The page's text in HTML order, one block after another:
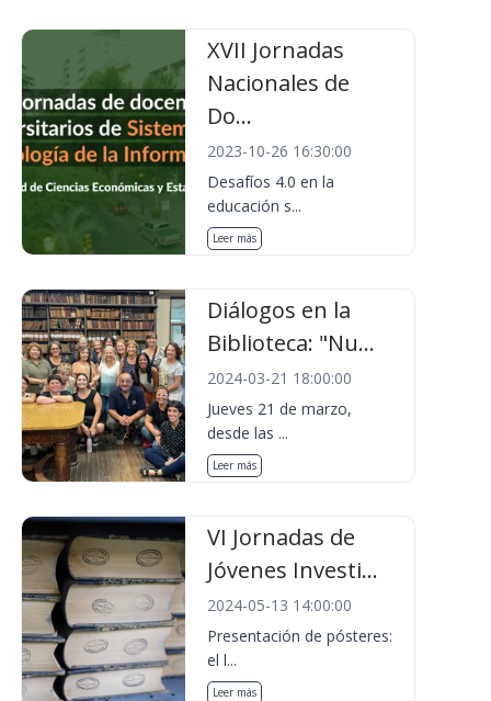
XVII Jornadas
Nacionales de
Do...
2023-10-26 16:30:00
Desafíos 4.0 en la
educación s...
Leer más
Diálogos en la
Biblioteca: "Nu...
2024-03-21 18:00:00
Jueves 21 de marzo,
desde las ...
Leer más
VI Jornadas de
Jóvenes Investi...
2024-05-13 14:00:00
Presentación de pósteres:
el l...
Leer más